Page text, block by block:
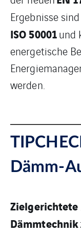
Ergebnisse
ISO 50001und
energetische
werden.
Dämm-
Dämmtechnik